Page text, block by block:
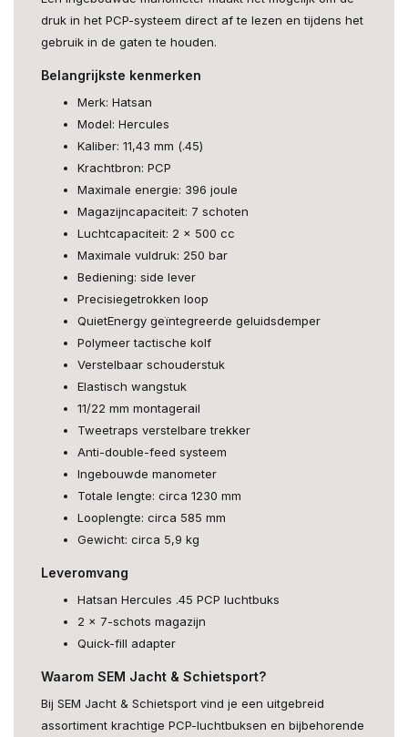
druk in het PCP-systeem direct af te lezen en tijdens het
gebruik in de gaten te houden.
Belangrijkste kenmerken
Merk: Hatsan
Model: Hercules
Kaliber: 11,43 mm (.45)
Krachtbron: PCP
Maximale energie: 396 joule
Magazijncapaciteit: 7 schoten
Luchtcapaciteit: 2 x 500 cc
Maximale vuldruk: 250 bar
Bediening: side lever
Precisiegetrokken loop
QuietEnergy geïntegreerde geluidsdemper
Polymeer tactische kolf
Verstelbaar schouderstuk
Elastisch wangstuk
11/22 mm montagerail
Tweetraps verstelbare trekker
Anti-double-feed systeem
Ingebouwde manometer
Totale lengte: circa 1230 mm
Looplengte: circa 585 mm
Gewicht: circa 5,9 kg
Leveromvang
Hatsan Hercules .45 PCP luchtbuks
2 x 7-schots magazijn
Quick-fill adapter
Waarom SEM Jacht & Schietsport?
Bij SEM Jacht & Schietsport vind je een uitgebreid
assortiment krachtige PCP-luchtbuksen en bijbehorende